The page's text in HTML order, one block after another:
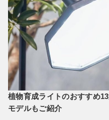
植物育成ライトのおすすめ
モデルもご紹介